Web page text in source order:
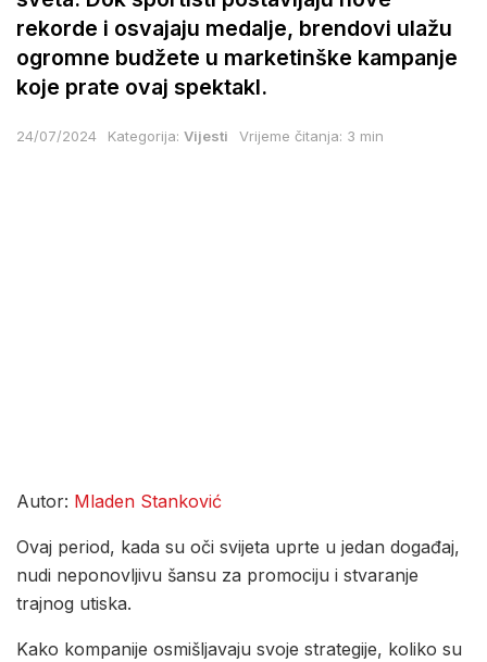
rekorde i osvajaju medalje, brendovi ulažu
ogromne budžete u marketinške kampanje
koje prate ovaj spektakl.
24/07/2024 Kategorija: Vijesti Vrijeme čitanja: 3 min
Autor: Mladen Stanković
Ovaj period, kada su oči svijeta uprte u jedan događaj,
nudi neponovljivu šansu za promociju i stvaranje
trajnog utiska.
Kako kompanije osmišljavaju svoje strategije, koliko su